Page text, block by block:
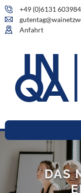
+49 (0)6131
Anfahrt
DAS